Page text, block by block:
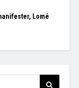
Lomé